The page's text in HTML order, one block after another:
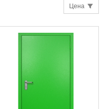
Цена